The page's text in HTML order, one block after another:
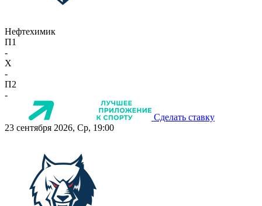
Нефтехимик
П1
-
X
-
П2
-
Сделать ставку
23 сентября 2026, Ср, 19:00